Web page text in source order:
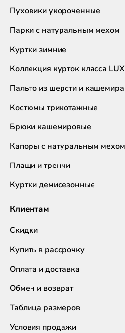
Пуховики укороченные
Парки с натуральным мехом
Куртки зимние
Коллекция курток класса LUX
Пальто из шерсти и кашемира
Костюмы трикотажные
Брюки кашемировые
Капоры с натуральным мехом
Плащи и тренчи
Куртки демисезонные
Клиентам
Скидки
Купить в рассрочку
Оплата и доставка
Обмен и возврат
Таблица размеров
Условия продажи